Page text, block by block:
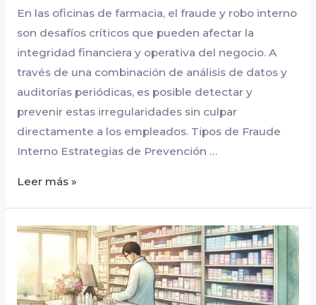
En las oficinas de farmacia, el fraude y robo interno
son desafíos críticos que pueden afectar la
integridad financiera y operativa del negocio. A
través de una combinación de análisis de datos y
auditorías periódicas, es posible detectar y
prevenir estas irregularidades sin culpar
directamente a los empleados. Tipos de Fraude
Interno Estrategias de Prevención …
Leer más »
Recomendaciones
para
titulares
de